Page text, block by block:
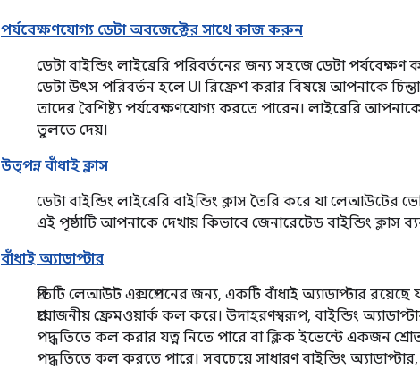
পর্যবেক্ষণযোগ্য ডেটা অবজেক্টের সাথে কাজ করুন
ডেটা বাইন্ডিং লাইব্রেরি পরিবর্তনের জন্য সহজে ডেটা পর্যবেক্ষণ
ডেটা উৎস পরিবর্তন হলে UI রিফ্রেশ করার বিষয়ে আপনাকে
তাদের বৈশিষ্ট্য পর্যবেক্ষণযোগ্য করতে পারেন। লাইব্রেরি
তুলতে দেয়।
উত্পন্ন বাঁধাই ক্লাস
ডেটা বাইন্ডিং লাইব্রেরি বাইন্ডিং ক্লাস তৈরি করে যা
এই পৃষ্ঠাটি আপনাকে দেখায় কিভাবে জেনারেটেড বাইন্ডিং ক্লাস
বাঁধাই অ্যাডাপ্টার
প্রতিটি লেআউট এক্সপ্রেশনের জন্য, একটি বাঁধাই অ্যাডাপ্টার রয়েছে
প্রয়োজনীয় ফ্রেমওয়ার্ক কল করে। উদাহরণস্বরূপ, বাইন্ডিং
পদ্ধতিতে কল করার যত্ন নিতে পারে বা ক্লিক ইভেন্টে একজন
পদ্ধতিতে কল করতে পারে। সবচেয়ে সাধারণ বাইন্ডিং